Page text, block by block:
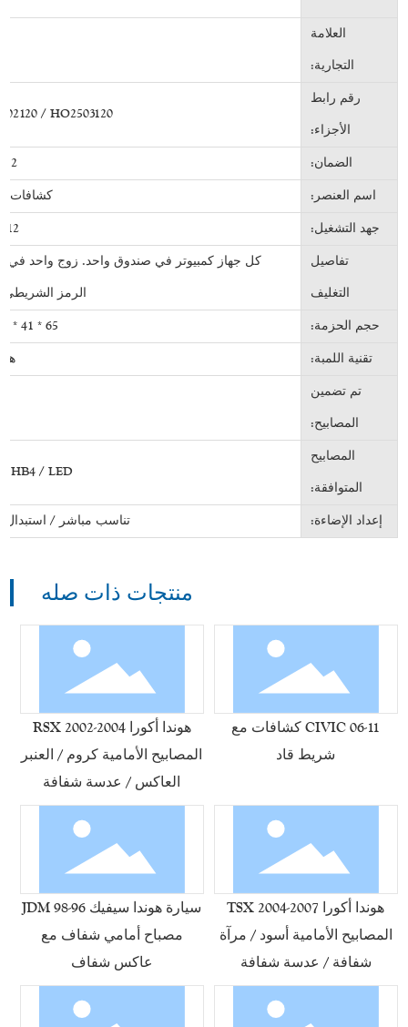
العلامة
التجارية:
رقم رابط
الأجزاء:
/ HO2503120
الضمان:
12 شهرًا
اسم العنصر:
كشافات
جهد التشغيل:
12 فولت
تفاصيل
التغليف
كل جهاز كمبيوتر في صندوق واحد. زوج واحد في
الرمز الشريطي
حجم الحزمة:
65 * 41 * 32 سم
تقنية اللمبة:
تم تضمين
المصابيح:
المصابيح
المتوافقة:
HB4 / LED
إعداد الإضاءة: تناسب مباشر / استبدال OEM
منتجات ذات صله
06-11 CIVIC كشافات مع
شريط قاد
هوندا أكورا RSX 2002-2004
المصابيح الأمامية كروم / العنبر
العاكس / عدسة شفافة
هوندا أكورا TSX 2004-2007
المصابيح الأمامية أسود / مرآة
شفافة / عدسة شفافة
سيارة هوندا سيفيك 96-98 JDM
مصباح أمامي شفاف مع
عاكس شفاف